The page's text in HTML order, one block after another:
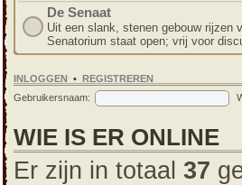
De Senaat
Uit een slank, stenen gebouw rijzen
Senatorium staat open; vrij voor
INLOGGEN • REGISTREREN
Gebruikersnaam:
WIE IS ER ONLINE
Er zijn in totaal 37